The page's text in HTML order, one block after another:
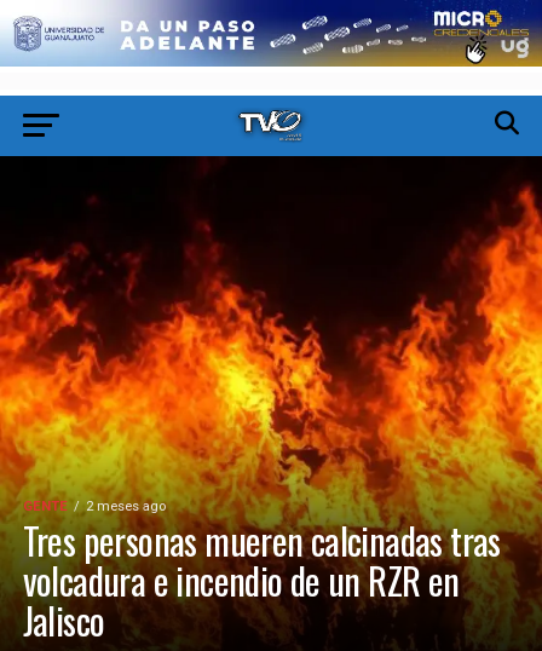
GENTE 2 meses ago
Tres personas mueren calcinadas tras
volcadura e incendio de un RZR en
Jalisco